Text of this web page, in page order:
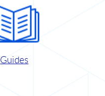
Guides